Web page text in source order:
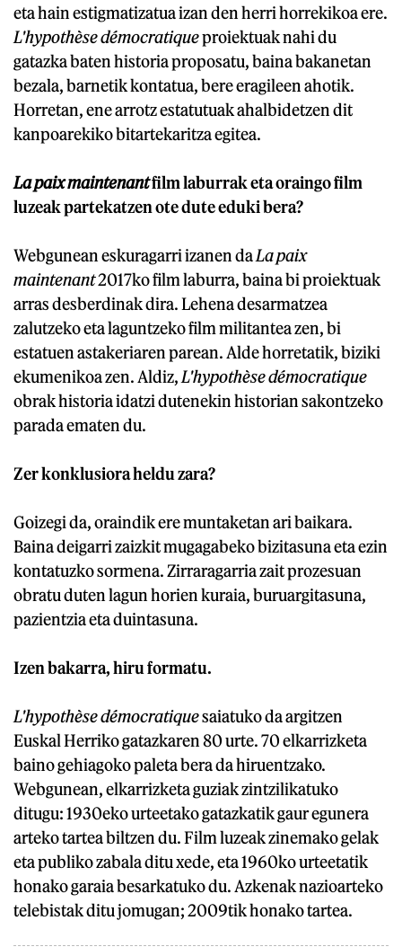
eta hain estigmatizatua izan den herri horrekikoa ere.
L'hypothèse démocratiqueproiektuak nahi du
gatazka baten historia proposatu, baina bakanetan
bezala, barnetik kontatua, bere eragileen ahotik.
Horretan, ene arrotz estatutuak ahalbidetzen dit
kanpoarekiko bitartekaritza egitea.
La paix maintenantfilm laburrak eta oraingo film
luzeak partekatzen ote dute eduki bera?
Webgunean eskuragarri izanen daLa paix
maintenant2017ko film laburra, baina bi proiektuak
arras desberdinak dira. Lehena desarmatzea
zalutzeko eta laguntzeko film militantea zen, bi
estatuen astakeriaren parean. Alde horretatik, biziki
ekumenikoa zen. Aldiz, L'hypothèse démocratique
obrak historia idatzi dutenekin historian sakontzeko
parada ematen du.
Zer konklusiora heldu zara?
Goizegi da, oraindik ere muntaketan ari baikara.
Baina deigarri zaizkit mugagabeko bizitasuna eta ezin
kontatuzko sormena. Zirraragarria zait prozesuan
obratu duten lagun horien kuraia, buruargitasuna,
pazientzia eta duintasuna.
Izen bakarra, hiru formatu.
L'hypothèse démocratiquesaiatuko da argitzen
Euskal Herriko gatazkaren 80 urte. 70 elkarrizketa
baino gehiagoko paleta bera da hiruentzako.
Webgunean, elkarrizketa guziak zintzilikatuko
ditugu: 1930eko urteetako gatazkatik gaur egunera
arteko tartea biltzen du. Film luzeak zinemako gelak
eta publiko zabala ditu xede, eta 1960ko urteetatik
honako garaia besarkatuko du. Azkenak nazioarteko
telebistak ditu jomugan; 2009tik honako tartea.